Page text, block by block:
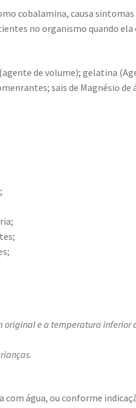
cobalamina, causa
no organismo quando
de volume); gelatina
sais de Magnésio de
original e a temperatura inferior
água, ou conforme